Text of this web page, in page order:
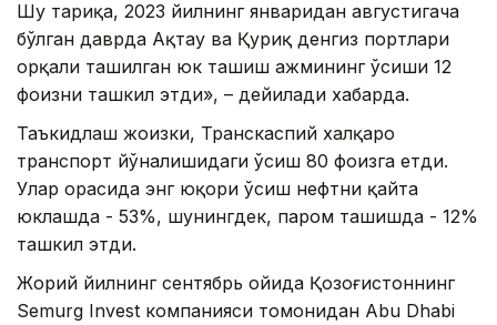
Шу тариқа, 2023 йилнинг январидан августигача
бўлган даврда Ақтау ва Қуриқ денгиз портлари
орқали ташилган юк ташиш ҳажмининг ўсиши 12
фоизни ташкил этди», – дейилади хабарда.
Таъкидлаш жоизки, Транскаспий халқаро
транспорт йўналишидаги ўсиш 80 фоизга етди.
Улар орасида энг юқори ўсиш нефтни қайта
юклашда - 53%, шунингдек, паром ташишда - 12%
ташкил этди.
Жорий йилнинг сентябрь ойида Қозоғистоннинг
Semurg Invest компанияси томонидан Abu Dhabi